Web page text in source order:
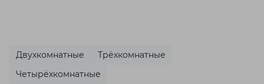
Двухкомнатные
Трёхкомнатные
Четырёхкомнатные